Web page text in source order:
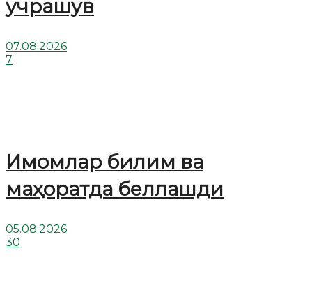
учрашув
07.08.2026
7
Имомлар билим ва
маҳоратда беллашди
05.08.2026
30